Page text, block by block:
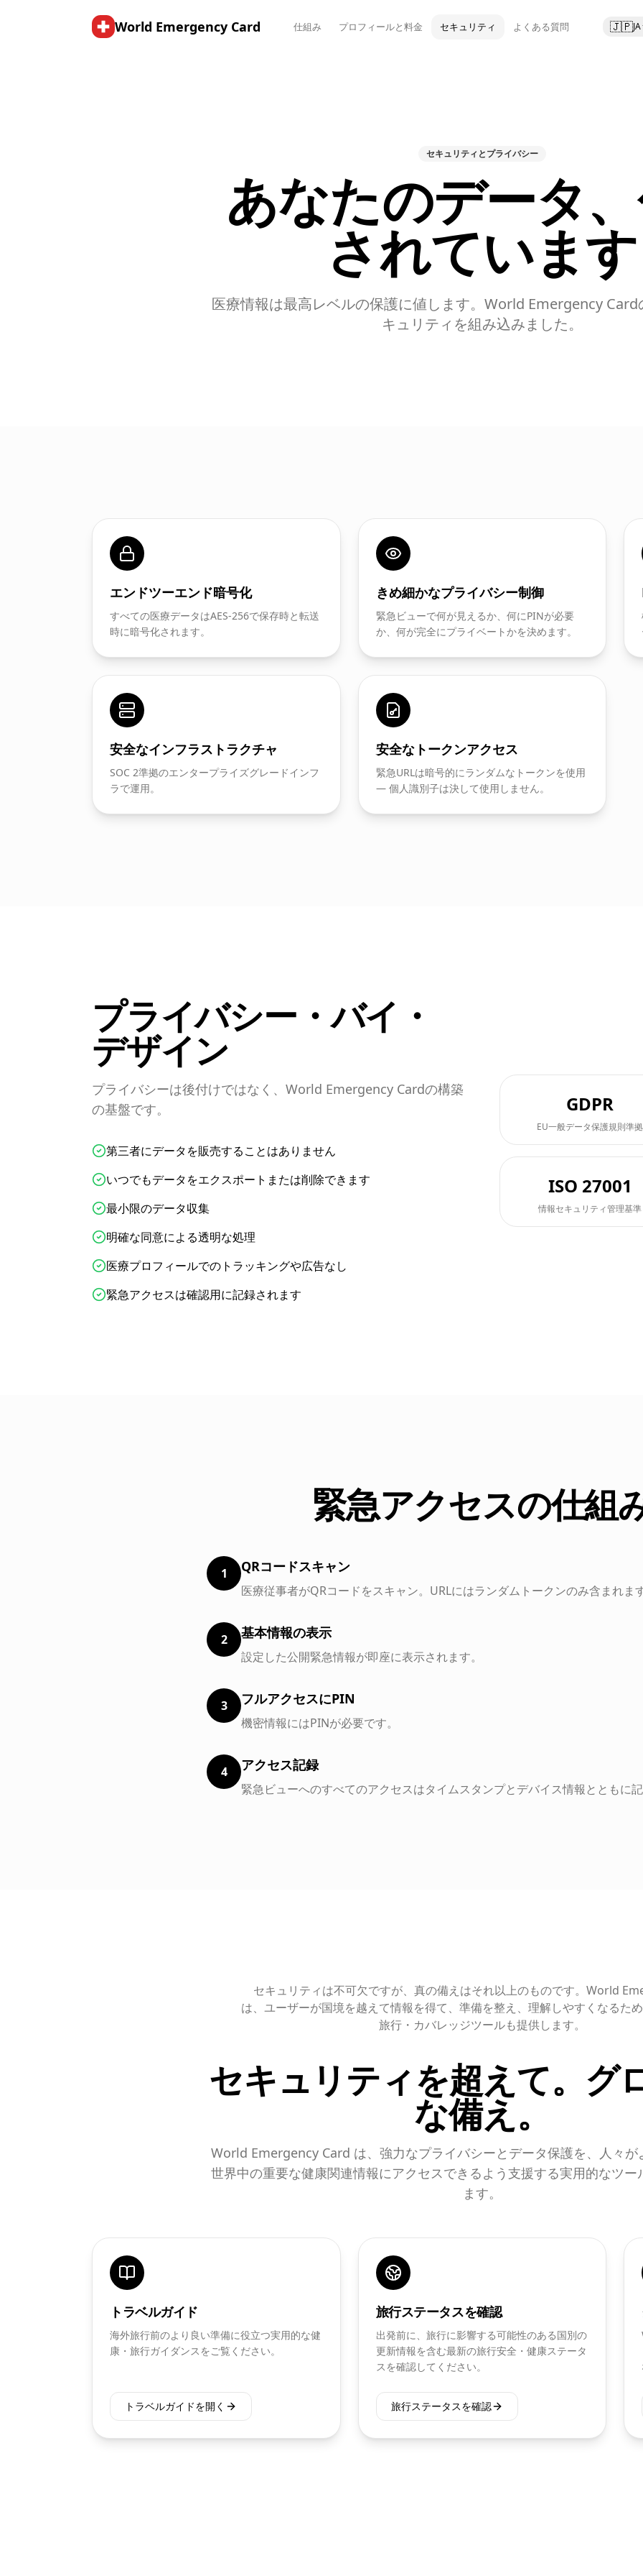
World Emergency Card 仕組み プロフィールと料金 セキュリティ よくある質問 🇯🇵JA
セキュリティとプライバシー
あなたのデータ
されています
医療情報は最高レベルの保護に値します。World Emergency
キュリティを組み込みました。
エンドツーエンド暗号化
すべての医療データはAES-256で保存時と転送
時に暗号化されます。
きめ細かなプライバシー制御
緊急ビューで何が見えるか、何にPINが必要
か、何が完全にプライベートかを決めます。
安全なインフラストラクチャ
SOC 2準拠のエンタープライズグレードインフ
ラで運用。
安全なトークンアクセス
緊急URLは暗号的にランダムなトークンを使用
— 個人識別子は決して使用しません。
プライバシー・バイ・
デザイン
プライバシーは後付けではなく、World Emergency Cardの構築
の基盤です。
第三者にデータを販売することはありません
いつでもデータをエクスポートまたは削除できます
最小限のデータ収集
明確な同意による透明な処理
医療プロフィールでのトラッキングや広告なし
緊急アクセスは確認用に記録されます
GDPR
EU一般データ保護規則準拠
ISO 27001
情報セキュリティ管理基準
緊急アクセスの仕組
1 QRコードスキャン
医療従事者がQRコードをスキャン。URLにはランダムトークンのみ含まれま
2 基本情報の表示
設定した公開緊急情報が即座に表示されます。
3 フルアクセスにPIN
機密情報にはPINが必要です。
4 アクセス記録
緊急ビューへのすべてのアクセスはタイムスタンプとデバイス情報とともに
セキュリティは不可欠ですが、真の備えはそれ以上のものです。World
は、ユーザーが国境を越えて情報を得て、準備を整え、理解しやすくなるた
旅行・カバレッジツールも提供します。
セキュリティを超えて。グ
な備え。
World Emergency Card は、強力なプライバシーとデータ保護を、人々が
世界中の重要な健康関連情報にアクセスできるよう支援する実用的なツー
ます。
トラベルガイド
海外旅行前のより良い準備に役立つ実用的な健
康・旅行ガイダンスをご覧ください。
トラベルガイドを開く
旅行ステータスを確認
出発前に、旅行に影響する可能性のある国別の
更新情報を含む最新の旅行安全・健康ステータ
スを確認してください。
旅行ステータスを確認